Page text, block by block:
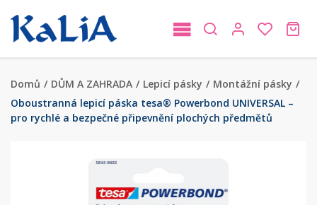
Domů / DŮM A ZAHRADA / Lepicí pásky / Montážní pásky /
Oboustranná lepicí páska tesa® Powerbond UNIVERSAL –
pro rychlé a bezpečné připevnění plochých předmětů